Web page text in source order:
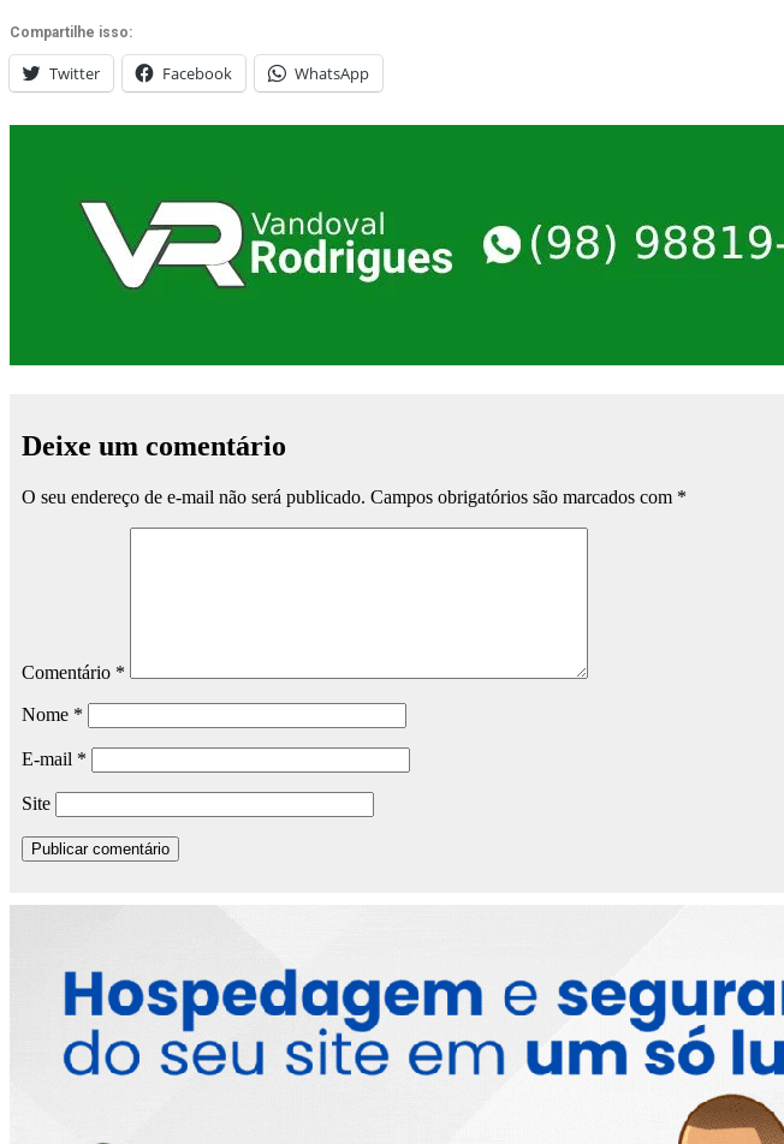
Compartilhe isso:
Twitter Facebook WhatsApp
Deixe um comentário
O seu endereço de e-mail não será publicado. Campos obrigatórios são marcados com *
Comentário *
Nome *
E-mail *
Site